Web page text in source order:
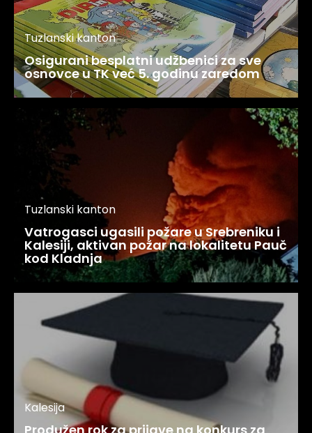
Tuzlanski kanton
Osigurani besplatni udžbenici za sve
osnovce u TK već 5. godinu zaredom
Tuzlanski kanton
Vatrogasci ugasili požare u Srebreniku i
Kalesiji, aktivan požar na lokalitetu Pauč
kod Kladnja
Kalesija